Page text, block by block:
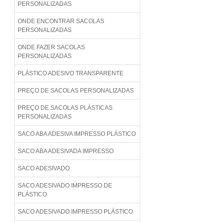
PERSONALIZADAS
ONDE ENCONTRAR SACOLAS
PERSONALIZADAS
ONDE FAZER SACOLAS
PERSONALIZADAS
PLÁSTICO ADESIVO TRANSPARENTE
PREÇO DE SACOLAS PERSONALIZADAS
PREÇO DE SACOLAS PLÁSTICAS
PERSONALIZADAS
SACO ABA ADESIVA IMPRESSO PLÁSTICO
SACO ABA ADESIVADA IMPRESSO
SACO ADESIVADO
SACO ADESIVADO IMPRESSO DE
PLÁSTICO
SACO ADESIVADO IMPRESSO PLÁSTICO